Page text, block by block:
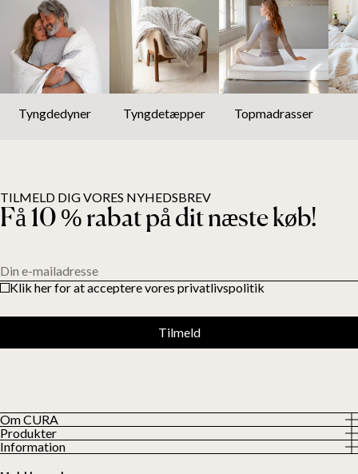
Tyngdedyner Tyngdetæpper Topmadrasser
Om CURA
Om os
Vores kunder
Produkter
Alle produkter
Tyngdedyner
Information
TILMELD DIG VORES NYHEDSBREV
Få 10 % rabat på dit næste køb!
Din e-mailadresse
Klik her for at acceptere vores privatlivspolitik
Tilmeld